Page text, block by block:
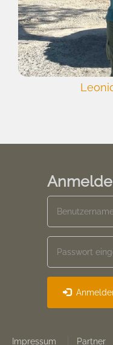
Impressum Partner